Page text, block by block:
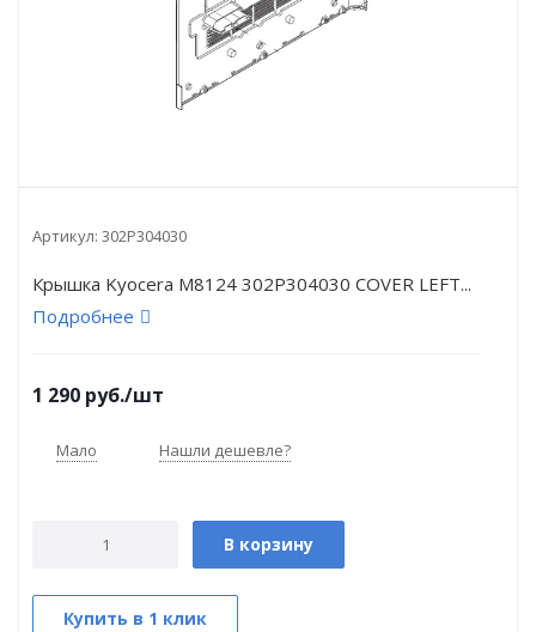
Артикул: 302P304030
Крышка Kyocera M8124 302P304030 COVER LEFT...
Подробнее
1 290 руб./шт
Мало Нашли дешевле?
В корзину
Купить в 1 клик